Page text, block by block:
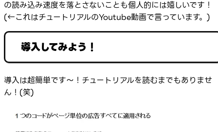
の読み込み速度を落とさないことも個人的には嬉しいです！
(←これはチュートリアルのYoutube動画で言っています。)
導入してみよう！
導入は超簡単です～！チュートリアルを読むまでもありませ
ん！(笑)